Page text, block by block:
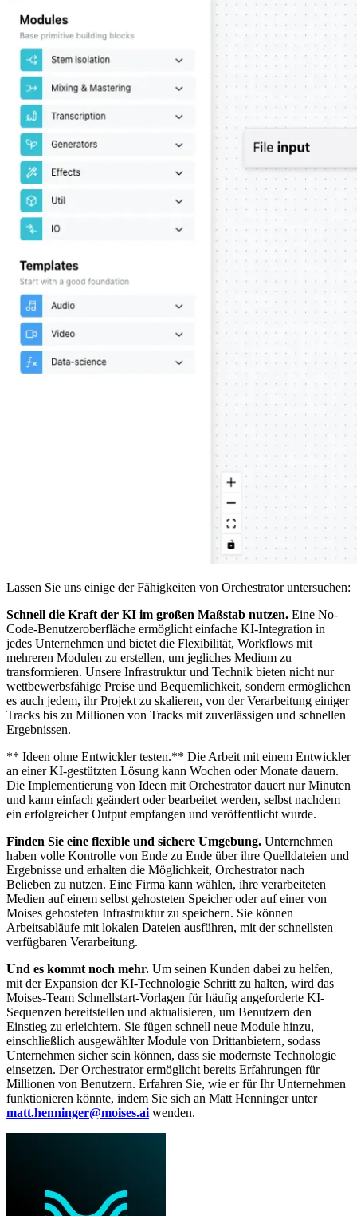
Lassen Sie uns einige der Fähigkeiten von Orchestrator untersuchen:
Schnell die Kraft der KI im großen Maßstab nutzen. Eine No-
Code-Benutzeroberfläche ermöglicht einfache KI-Integration in
jedes Unternehmen und bietet die Flexibilität, Workflows mit
mehreren Modulen zu erstellen, um jegliches Medium zu
transformieren. Unsere Infrastruktur und Technik bieten nicht nur
wettbewerbsfähige Preise und Bequemlichkeit, sondern ermöglichen
es auch jedem, ihr Projekt zu skalieren, von der Verarbeitung einiger
Tracks bis zu Millionen von Tracks mit zuverlässigen und schnellen
Ergebnissen.
** Ideen ohne Entwickler testen.** Die Arbeit mit einem Entwickler
an einer KI-gestützten Lösung kann Wochen oder Monate dauern.
Die Implementierung von Ideen mit Orchestrator dauert nur Minuten
und kann einfach geändert oder bearbeitet werden, selbst nachdem
ein erfolgreicher Output empfangen und veröffentlicht wurde.
Finden Sie eine flexible und sichere Umgebung. Unternehmen
haben volle Kontrolle von Ende zu Ende über ihre Quelldateien und
Ergebnisse und erhalten die Möglichkeit, Orchestrator nach
Belieben zu nutzen. Eine Firma kann wählen, ihre verarbeiteten
Medien auf einem selbst gehosteten Speicher oder auf einer von
Moises gehosteten Infrastruktur zu speichern. Sie können
Arbeitsabläufe mit lokalen Dateien ausführen, mit der schnellsten
verfügbaren Verarbeitung.
Und es kommt noch mehr. Um seinen Kunden dabei zu helfen,
mit der Expansion der KI-Technologie Schritt zu halten, wird das
Moises-Team Schnellstart-Vorlagen für häufig angeforderte KI-
Sequenzen bereitstellen und aktualisieren, um Benutzern den
Einstieg zu erleichtern. Sie fügen schnell neue Module hinzu,
einschließlich ausgewählter Module von Drittanbietern, sodass
Unternehmen sicher sein können, dass sie modernste Technologie
einsetzen. Der Orchestrator ermöglicht bereits Erfahrungen für
Millionen von Benutzern. Erfahren Sie, wie er für Ihr Unternehmen
funktionieren könnte, indem Sie sich an Matt Henninger unter
matt.henninger@moises.ai wenden.